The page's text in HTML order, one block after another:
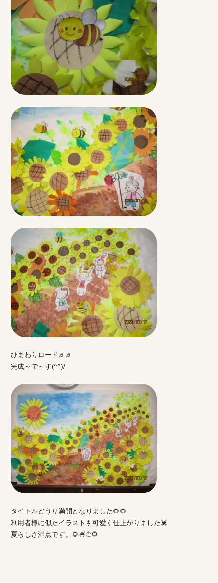
ひまわりロード♬♬
完成～で～す(^^)/
タイトルどうり満開となりました🌻🌻
利用者様に似たイラストも可愛く仕上がりました💓
夏らしさ満点です。🌻🍧⛵🌻